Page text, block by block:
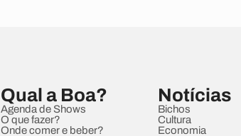
Qual a Boa?
Agenda de Shows
O que fazer?
Onde comer e beber?
Notícias
Bichos
Cultura
Economia